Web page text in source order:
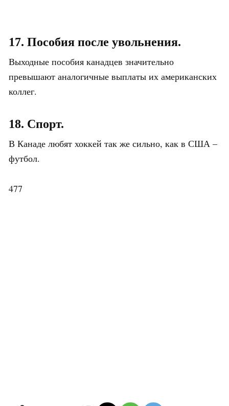
17. Пособия после увольнения.
Выходные пособия канадцев значительно
превышают аналогичные выплаты их американских
коллег.
18. Спорт.
В Канаде любят хоккей так же сильно, как в США –
футбол.
477